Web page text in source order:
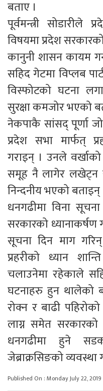
बताए ।
पूर्वमन्त्री सोडारीले
विषयमा प्रदेश
कानुनी शासन कायम
सहिद गेटमा विप्लब
विस्फोटको घटना
सुरक्षा कमजोर भएको
नेकपाकै सांसद् पूर्णा
प्रदेश सभा मार्फत्
गराइन् । उनले
समूह नै लागेर लखेट्न
निन्दनीय भएको बताइन्
धनगढीमा विना
सरकारको
सूचना दिन माग
प्रहरीको ध्यान
चलाउनेमा रहेकाले
घटनाहरु हुन
रोक्न र बाढी
लाग्न समेत
धनगढीमा हुने सडक
जेब्राक्रसिङको व्यवस्था
Published On : Monday July 22, 2019